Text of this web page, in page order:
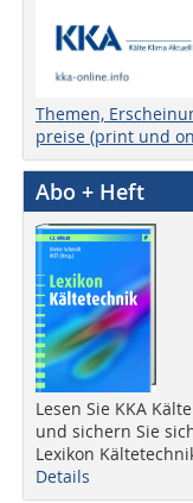
Themen,
preise (print und
Abo + Heft
Lesen Sie KKA
und sichern Sie
Lexikon
Details